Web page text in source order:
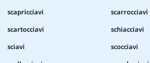
scapricciavi
scarrocciavi
scartocciavi
schiacciavi
sciavi
scocciavi